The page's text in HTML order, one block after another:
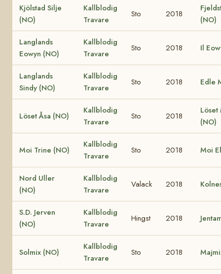
Kjölstad Silje
(NO)
Kallblodig
Travare
Sto 2018
(NO)
Langlands
Eowyn (NO)
Kallblodig
Travare
Sto 2018 Il
Langlands
Sindy (NO)
Kallblodig
Travare
Sto 2018 Edle
Löset Åsa (NO)
Kallblodig
Travare
Sto 2018
(NO)
Moi Trine (NO)
Kallblodig
Travare
Sto 2018 Moi
Nord Uller
(NO)
Kallblodig
Travare
Valack 2018
S.D. Jerven
(NO)
Kallblodig
Travare
Hingst 2018
Solmix (NO)
Kallblodig
Travare
Sto 2018